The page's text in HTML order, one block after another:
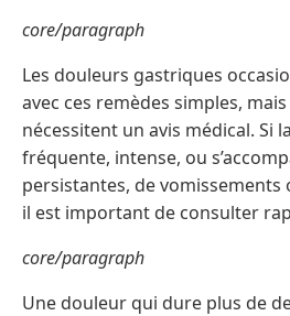
core/paragraph
Les douleurs gastriques
avec ces remèdes simples,
nécessitent un avis médical. Si
fréquente, intense, ou
persistantes, de vomissements
il est important de consulter
core/paragraph
Une douleur qui dure plus de